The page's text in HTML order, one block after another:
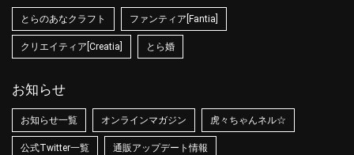
とらのあなクラフト ファンティア[Fantia]
クリエイティア[Creatia] とら婚
お知らせ
お知らせ一覧 オンラインマガジン 虎々ちゃんネル☆
公式Twitter一覧 通販アップデート情報